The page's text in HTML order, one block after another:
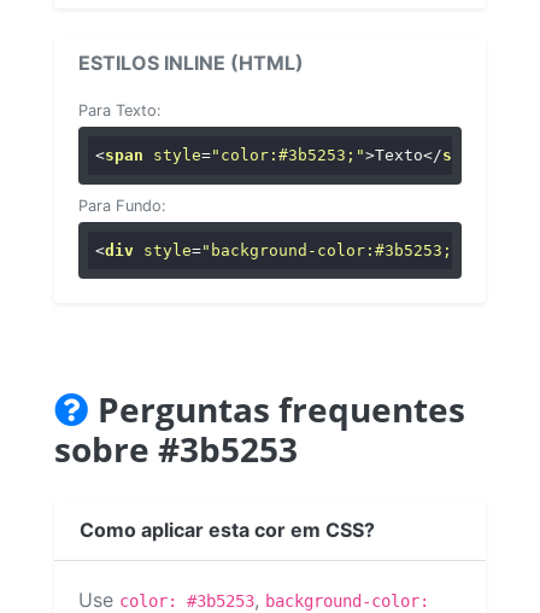
ESTILOS INLINE (HTML)
Para Texto:
<span style="color:#3b5253;">Texto</span
Para Fundo:
<div style="background-color:#3b5253;"
Perguntas frequentes
sobre #3b5253
Como aplicar esta cor em CSS?
Use color: #3b5253, background-color: